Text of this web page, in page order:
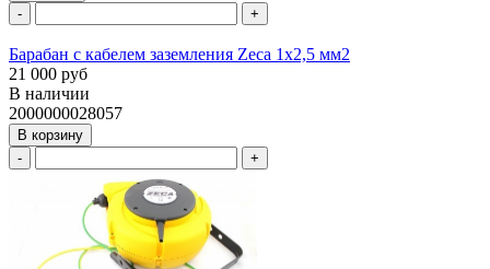
-
+
Барабан с кабелем заземления Zeca 1х2,5 мм2
21 000 руб
В наличии
2000000028057
В корзину
-
+